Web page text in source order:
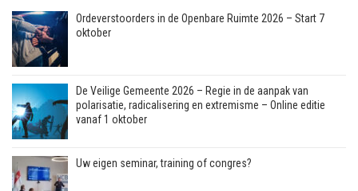
Ordeverstoorders in de Openbare Ruimte 2026 – Start 7
oktober
De Veilige Gemeente 2026 – Regie in de aanpak van
polarisatie, radicalisering en extremisme – Online editie
vanaf 1 oktober
Uw eigen seminar, training of congres?